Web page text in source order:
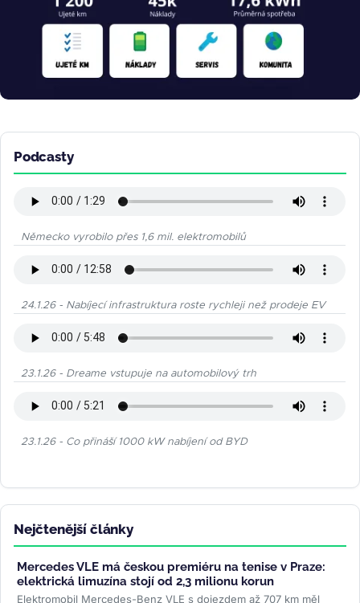
Podcasty
Německo vyrobilo přes 1,6 mil. elektromobilů
24.1.26 - Nabíjecí infrastruktura roste rychleji než prodeje EV
23.1.26 - Dreame vstupuje na automobilový trh
23.1.26 - Co přináší 1000 kW nabíjení od BYD
Nejčtenější články
Mercedes VLE má českou premiéru na tenise v Praze:
elektrická limuzína stojí od 2,3 milionu korun
Elektromobil Mercedes-Benz VLE s dojezdem až 707 km měl